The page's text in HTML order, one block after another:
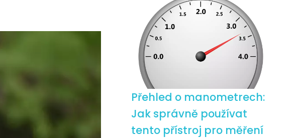
Přehled o manometrech:
Jak správně používat
tento přístroj pro měření